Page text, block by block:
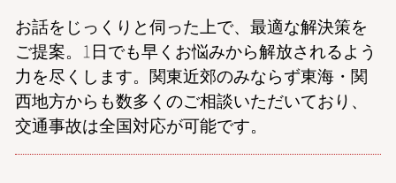
お話をじっくりと伺った上で、最適な解決策を
ご提案。1日でも早くお悩みから解放されるよう
力を尽くします。関東近郊のみならず東海・関
西地方からも数多くのご相談いただいており、
交通事故は全国対応が可能です。